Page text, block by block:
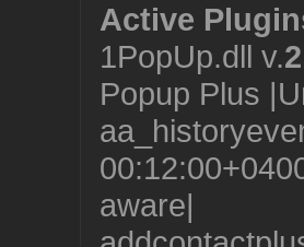
Active
1PopUp.dll v.
Popup Plus
aware|